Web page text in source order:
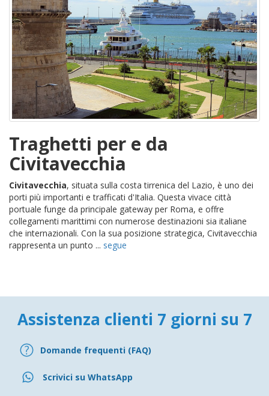
Traghetti per e da
Civitavecchia
Civitavecchia, situata sulla costa tirrenica del Lazio, è uno dei
porti più importanti e trafficati d'Italia. Questa vivace città
portuale funge da principale gateway per Roma, e offre
collegamenti marittimi con numerose destinazioni sia italiane
che internazionali. Con la sua posizione strategica, Civitavecchia
rappresenta un punto ... segue
Assistenza clienti 7 giorni su 7
Domande frequenti (FAQ)
Scrivici su WhatsApp